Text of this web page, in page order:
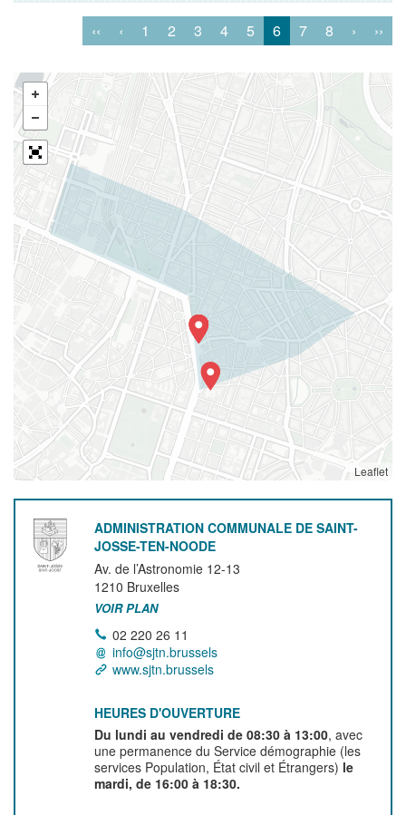
‹‹ ‹ 1 2 3 4 5 6 7 8 › ››
Leaflet
ADMINISTRATION COMMUNALE DE SAINT-
JOSSE-TEN-NOODE
Av. de l’Astronomie 12-13
1210 Bruxelles
VOIR PLAN
02 220 26 11
info@sjtn.brussels
www.sjtn.brussels
HEURES D'OUVERTURE
Du lundi au vendredi de 08:30 à 13:00, avec
une permanence du Service démographie (les
services Population, État civil et Étrangers) le
mardi, de 16:00 à 18:30.